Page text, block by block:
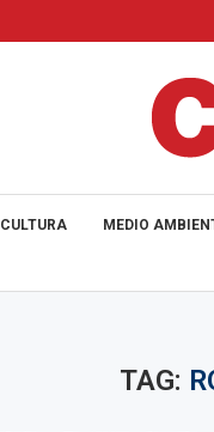
CULTURA MEDIO
TAG: